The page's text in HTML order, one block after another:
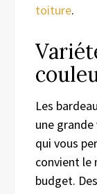
toiture.
Les
une
qui vous
convient le
budget.